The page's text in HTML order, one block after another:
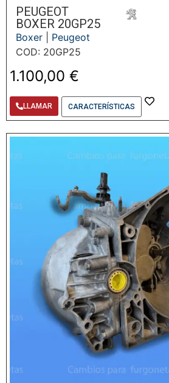
PEUGEOT
BOXER 20GP25
Boxer
Peugeot
COD: 20GP25
1.100,00 €
LLAMAR CARACTERÍSTICAS